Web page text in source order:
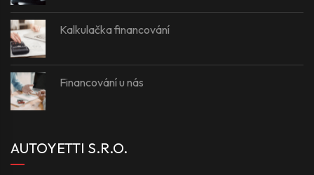
Kalkulačka financování
Financování u nás
AUTOYETTI S.R.O.